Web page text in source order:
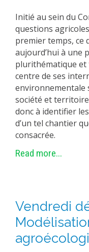
Initié au sein du
questions
premier temps, ce
aujourd’hui à une
plurithématique et
centre de ses
environnementale
société et
donc à identifier
d’un tel chantier
consacrée.
Read more...
Vendredi